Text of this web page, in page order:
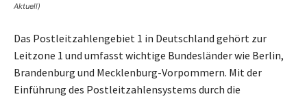
Aktuell)
Das Postleitzahlengebiet 1 in Deutschland gehört zur
Leitzone 1 und umfasst wichtige Bundesländer wie Berlin,
Brandenburg und Mecklenburg-Vorpommern. Mit der
Einführung des Postleitzahlensystems durch die